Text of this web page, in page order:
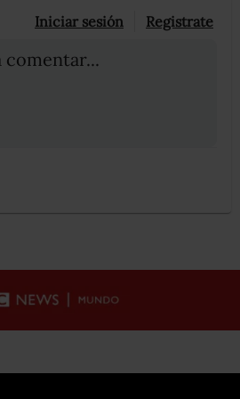
Iniciar sesión Registrate
comentar...